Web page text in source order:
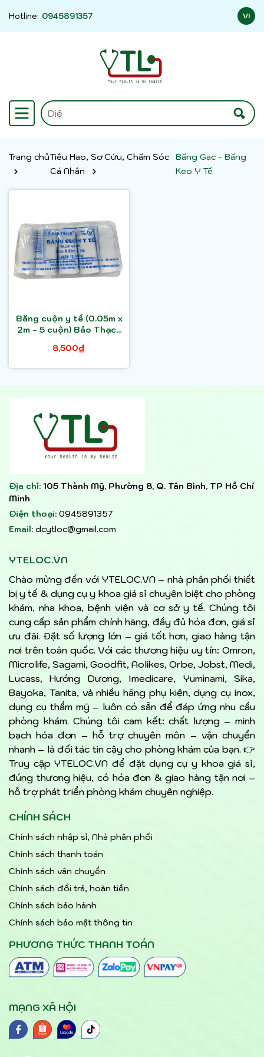
Hotline: 0945891357 VI
Trang chủTiêu Hao, Sơ Cứu, Chăm Sóc
Cá Nhân
Băng Gạc - Băng
Keo Y Tế
Băng cuộn y tế (0.05m x
2m - 5 cuộn) Bảo Thạch
thương
8,500₫
Địa chỉ: 105 Thành Mỹ, Phường 8, Q. Tân Bình, TP Hồ Chí
Minh
Điện thoại: 0945891357
Email: dcytloc@gmail.com
YTELOC.VN
Chào mừng đến với YTELOC.VN – nhà phân phối thiết
bị y tế & dụng cụ y khoa giá sỉ chuyên biệt cho phòng
khám, nha khoa, bệnh viện và cơ sở y tế. Chúng tôi
cung cấp sản phẩm chính hãng, đầy đủ hóa đơn, giá sỉ
ưu đãi. Đặt số lượng lớn – giá tốt hơn, giao hàng tận
nơi trên toàn quốc. Với các thương hiệu uy tín: Omron,
Microlife, Sagami, Goodfit, Aolikes, Orbe, Jobst, Medi,
Lucass, Hướng Dương, Imedicare, Yuminami, Sika,
Bayoka, Tanita, và nhiều hãng phụ kiện, dụng cụ inox,
dụng cụ thẩm mỹ – luôn có sẵn để đáp ứng nhu cầu
phòng khám. Chúng tôi cam kết: chất lượng – minh
bạch hóa đơn – hỗ trợ chuyên môn – vận chuyển
nhanh – là đối tác tin cậy cho phòng khám của bạn. 👉
Truy cập YTELOC.VN để đặt dụng cụ y khoa giá sỉ,
đúng thương hiệu, có hóa đơn & giao hàng tận nơi –
hỗ trợ phát triển phòng khám chuyên nghiệp.
CHÍNH SÁCH
Chính sách nhập sỉ, Nhà phân phối
Chính sách thanh toán
Chính sách vận chuyển
Chính sách đổi trả, hoàn tiền
Chính sách bảo hành
Chính sách bảo mật thông tin
PHƯƠNG THỨC THANH TOÁN
MẠNG XÃ HỘI